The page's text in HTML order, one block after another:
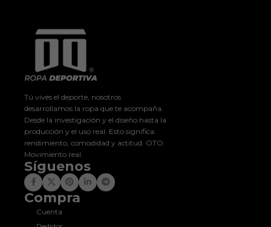
Tú vives el deporte, nosotros
desarrollamos la ropa que te acompaña.
Desde la investigación y el diseño hasta la
producción y el uso real. Esto significa:
rendimiento, comodidad y actitud. OTO.
Movimiento real.
Síguenos
Compra
Cuenta